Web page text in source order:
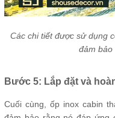
Các chi tiết được sử dụng
đảm bảo
Bước 5: Lắp đặt và
Cuối cùng, ốp inox cabin